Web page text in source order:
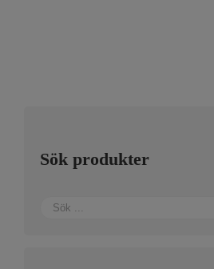
Sök produkter